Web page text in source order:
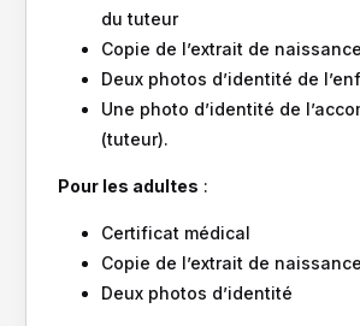
du tuteur
Copie de l’extrait de naissance
Deux photos d’identité de
Une photo d’identité de
(tuteur).
Pour les adultes :
Certificat médical
Copie de l’extrait de naissance
Deux photos d’identité